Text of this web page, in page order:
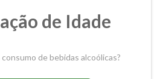
de Idade
de bebidas alcoólicas?